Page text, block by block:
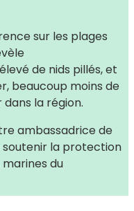
sur les plages
de nids pillés, et
beaucoup moins de
la région.
ambassadrice de
la protection
du